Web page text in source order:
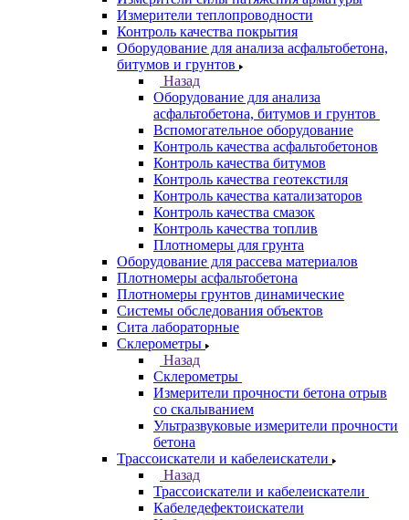
Измерители теплопроводности
Контроль качества покрытия
Оборудование для анализа асфальтобетона,
битумов и грунтов
Назад
Оборудование для анализа
асфальтобетона, битумов и грунтов
Вспомогательное оборудование
Контроль качества асфальтобетонов
Контроль качества битумов
Контроль качества геотекстиля
Контроль качества катализаторов
Контроль качества смазок
Контроль качества топлив
Плотномеры для грунта
Оборудование для рассева материалов
Плотномеры асфальтобетона
Плотномеры грунтов динамические
Системы обследования объектов
Сита лабораторные
Склерометры
Назад
Склерометры
Измерители прочности бетона отрыв
со скалыванием
Ультразвуковые измерители прочности
бетона
Трассоискатели и кабелеискатели
Назад
Трассоискатели и кабелеискатели
Кабеледефектоискатели